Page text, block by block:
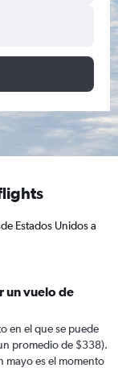
Estados Unidos a
un vuelo de
en el que se puede
promedio de $338).
mayo es el momento